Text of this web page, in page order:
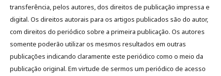
transferência, pelos autores, dos direitos de publicação impressa e
digital. Os direitos autorais para os artigos publicados são do autor,
com direitos do periódico sobre a primeira publicação. Os autores
somente poderão utilizar os mesmos resultados em outras
publicações indicando claramente este periódico como o meio da
publicação original. Em virtude de sermos um periódico de acesso